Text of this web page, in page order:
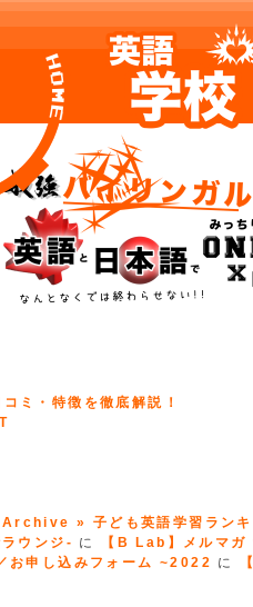
・特徴を徹底解説！
» 子ども英語学習ランキ
ウンジ- に 【B Lab】メルマ
申し込みフォーム ~2022 に